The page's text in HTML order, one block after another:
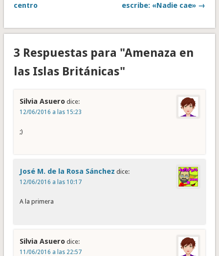
centro escribe: «Nadie cae» →
3 Respuestas para "Amenaza en
las Islas Británicas"
Silvia Asuero dice:
12/06/2016 a las 15:23
;)
José M. de la Rosa Sánchez dice:
12/06/2016 a las 10:17
A la primera
Silvia Asuero dice:
11/06/2016 a las 22:57